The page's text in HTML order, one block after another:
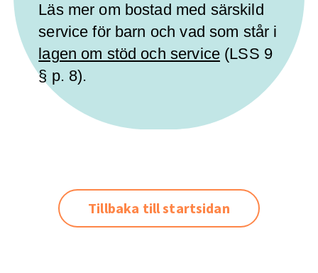
Läs mer om bostad med särskild
service för barn och vad som står i
lagen om stöd och service(LSS 9
§ p. 8).
Tillbaka till startsidan